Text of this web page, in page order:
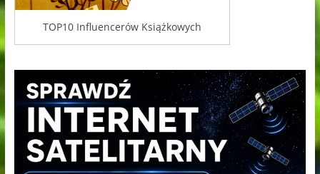
TOP10 Influencerów Książkowych